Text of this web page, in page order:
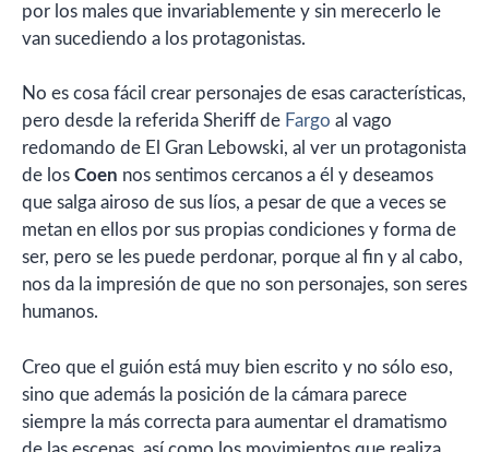
por los males que invariablemente y sin merecerlo le
van sucediendo a los protagonistas.
No es cosa fácil crear personajes de esas características,
pero desde la referida Sheriff de Fargo al vago
redomando de El Gran Lebowski, al ver un protagonista
de los Coen nos sentimos cercanos a él y deseamos
que salga airoso de sus líos, a pesar de que a veces se
metan en ellos por sus propias condiciones y forma de
ser, pero se les puede perdonar, porque al fin y al cabo,
nos da la impresión de que no son personajes, son seres
humanos.
Creo que el guión está muy bien escrito y no sólo eso,
sino que además la posición de la cámara parece
siempre la más correcta para aumentar el dramatismo